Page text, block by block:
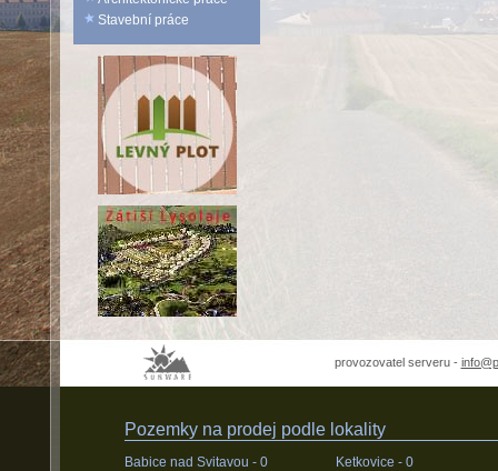
Stavební práce
provozovatel serveru -
Pozemky na prodej podle lokality
Babice nad Svitavou - 0
Ketkovice - 0